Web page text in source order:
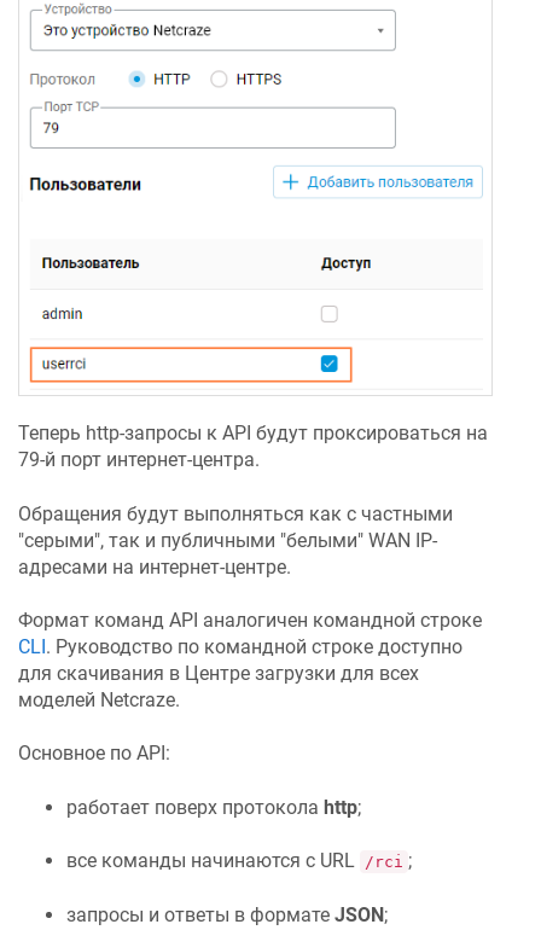
Теперь http-запросы к API будут проксироваться на
79-й порт интернет-центра.
Обращения будут выполняться как с частными
"серыми", так и публичными "белыми" WAN IP-
адресами на интернет-центре.
Формат команд API аналогичен командной строке
CLI. Руководство по командной строке доступно
для скачивания в Центре загрузки для всех
моделей Netcraze.
Основное по API:
работает поверх протокола http;
все команды начинаются с URL /rci ;
запросы и ответы в формате JSON;